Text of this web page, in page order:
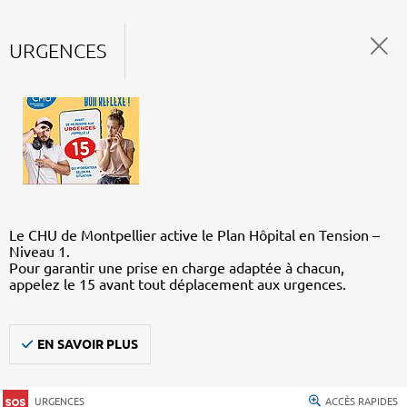
URGENCES
Le CHU de Montpellier active le Plan Hôpital en Tension –
Niveau 1.
Pour garantir une prise en charge adaptée à chacun,
appelez le 15 avant tout déplacement aux urgences.
EN SAVOIR PLUS
URGENCES ACCÈS RAPIDES